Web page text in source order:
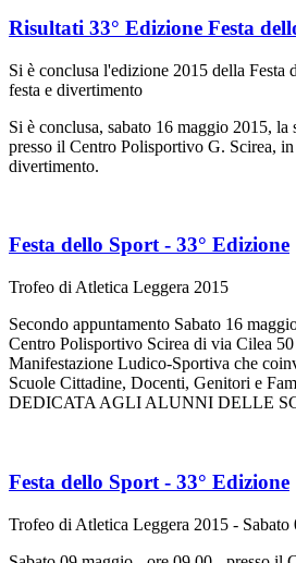
Risultati 33° Edizione Festa
Si è conclusa l'edizione 2015 della Festa
festa e divertimento
Si è conclusa, sabato 16 maggio 2015, la
presso il Centro Polisportivo G. Scirea,
divertimento.
Festa dello Sport - 33° Edizione
Trofeo di Atletica Leggera 2015
Secondo appuntamento Sabato 16
Centro Polisportivo Scirea di via Cilea
Manifestazione Ludico-Sportiva che
Scuole Cittadine, Docenti, Genitori e
DEDICATA AGLI ALUNNI DELLE
Festa dello Sport - 33° Edizione
Trofeo di Atletica Leggera 2015 - Sabato